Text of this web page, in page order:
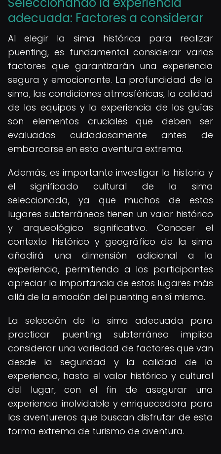
adecuada: Factores a considerar
Al elegir la sima histórica para realizar
puenting, es fundamental considerar varios
factores que garantizarán una experiencia
segura y emocionante. La profundidad de la
sima, las condiciones atmosféricas, la calidad
de los equipos y la experiencia de los guías
son elementos cruciales que deben ser
evaluados cuidadosamente antes de
embarcarse en esta aventura extrema.
Además, es importante investigar la historia y
el significado cultural de la sima
seleccionada, ya que muchos de estos
lugares subterráneos tienen un valor histórico
y arqueológico significativo. Conocer el
contexto histórico y geográfico de la sima
añadirá una dimensión adicional a la
experiencia, permitiendo a los participantes
apreciar la importancia de estos lugares más
allá de la emoción del puenting en sí mismo.
La selección de la sima adecuada para
practicar puenting subterráneo implica
considerar una variedad de factores que van
desde la seguridad y la calidad de la
experiencia, hasta el valor histórico y cultural
del lugar, con el fin de asegurar una
experiencia inolvidable y enriquecedora para
los aventureros que buscan disfrutar de esta
forma extrema de turismo de aventura.